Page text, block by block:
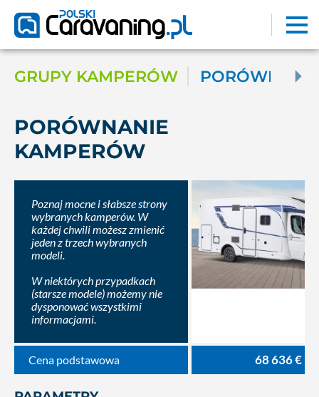
GRUPY KAMPERÓW PORÓWNAJ
PORÓWNANIE
KAMPERÓW
Poznaj mocne i słabsze strony
wybranych kamperów. W
każdej chwili możesz zmienić
jeden z trzech wybranych
modeli.
W niektórych przypadkach
(starsze modele) możemy nie
dysponować wszystkimi
informacjami.
Cena podstawowa 68 636 €